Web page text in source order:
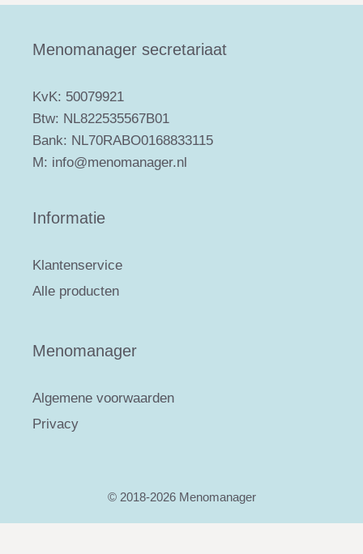
Menomanager secretariaat
KvK: 50079921
Btw: NL822535567B01
Bank: NL70RABO0168833115
M: info@menomanager.nl
Informatie
Klantenservice
Alle producten
Menomanager
Algemene voorwaarden
Privacy
© 2018-2026 Menomanager